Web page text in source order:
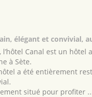
élégant et convivial,
l’hôtel Canal est un
à Sète.
a été entièrement
situé pour profiter